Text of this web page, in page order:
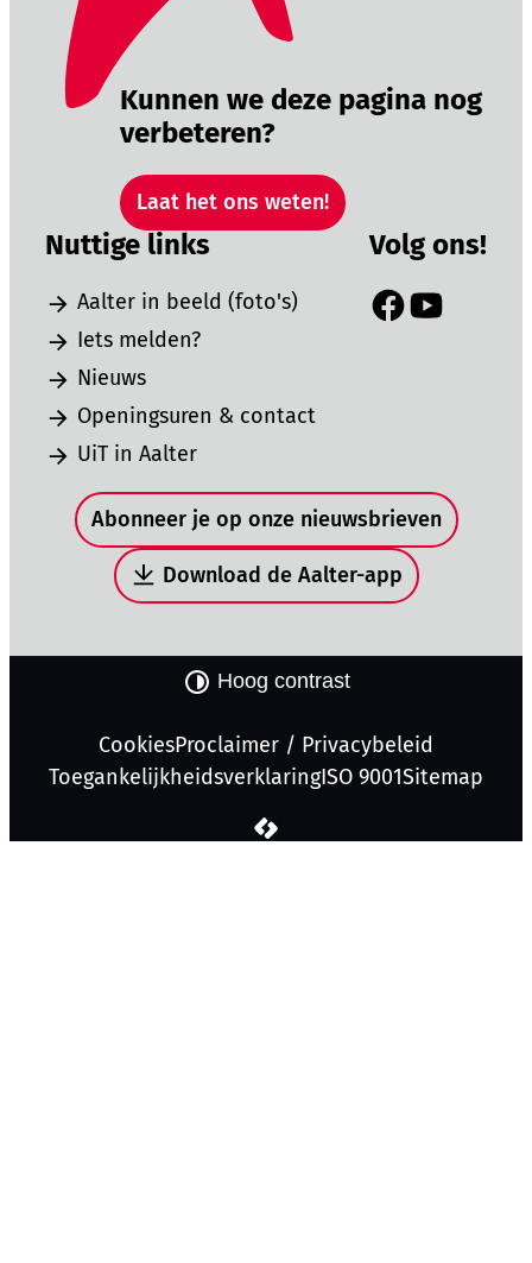
Kunnen we deze pagina nog
verbeteren?
Laat het ons weten!
Nuttige links
Aalter in beeld (foto's)
Iets melden?
Nieuws
Openingsuren & contact
UiT in Aalter
Volg ons!
Facebook
YouTube
Snel naar
Abonneer je op onze nieuwsbrieven
Download de Aalter-app
Hoog contrast
CookiesProclaimer / Privacybeleid
ToegankelijkheidsverklaringISO 9001Sitemap
LCP nv 2026 ©